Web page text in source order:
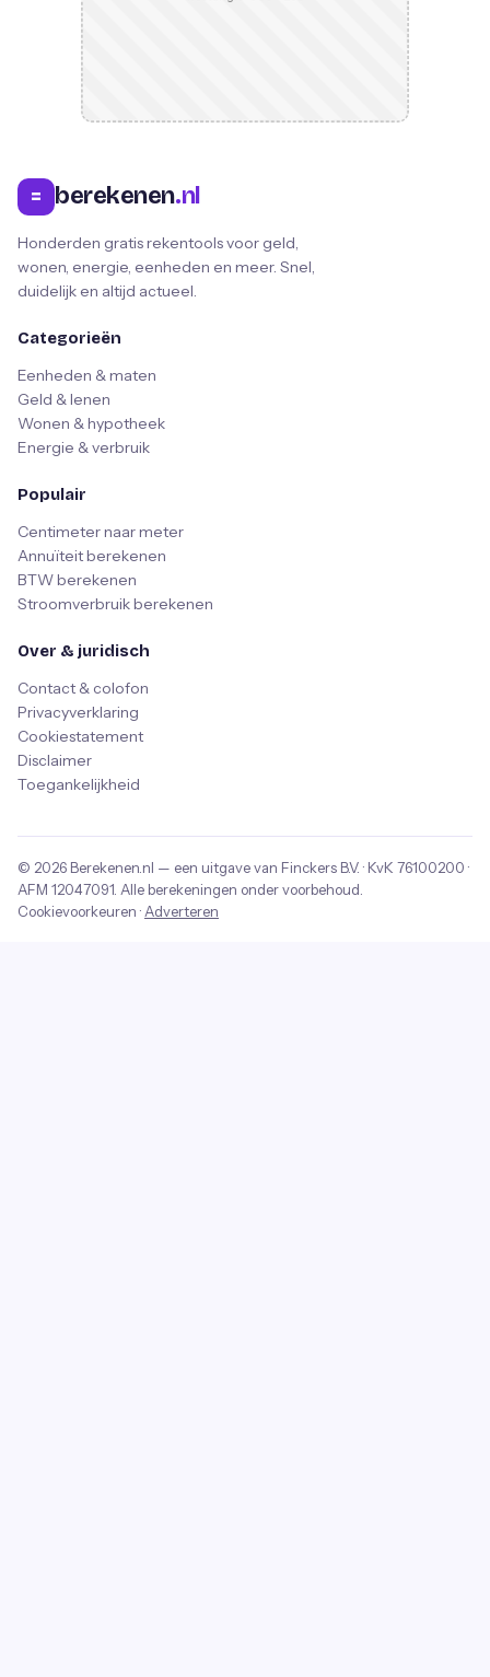
= berekenen.nl
Honderden gratis rekentools voor geld,
wonen, energie, eenheden en meer. Snel,
duidelijk en altijd actueel.
Categorieën
Eenheden & maten
Geld & lenen
Wonen & hypotheek
Energie & verbruik
Populair
Centimeter naar meter
Annuïteit berekenen
BTW berekenen
Stroomverbruik berekenen
Over & juridisch
Contact & colofon
Privacyverklaring
Cookiestatement
Disclaimer
Toegankelijkheid
© 2026 Berekenen.nl — een uitgave van Finckers B.V. · KvK 76100200 ·
AFM 12047091 . Alle berekeningen onder voorbehoud.
Cookievoorkeuren · Adverteren